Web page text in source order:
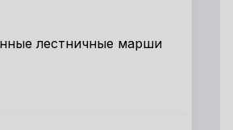
лестничные марши